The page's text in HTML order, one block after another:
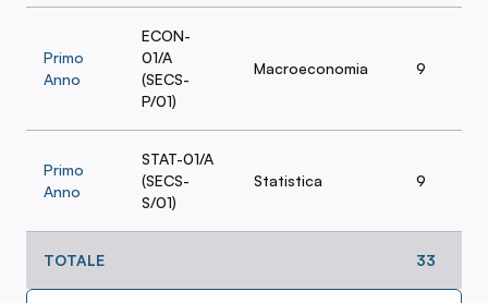
Primo
Anno
ECON-
01/A
(SECS-
P/01)
Macroeconomia 9
Primo
Anno
STAT-01/A
(SECS-
S/01)
Statistica 9
TOTALE 33